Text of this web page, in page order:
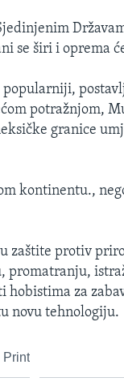
se širi i oprema
potražnjom,
granice
kontinentu.,
zaštite protiv
promatranju,
za
novu tehnologiju.
Print